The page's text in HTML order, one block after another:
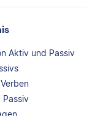
Aktiv und Passiv
Passiv